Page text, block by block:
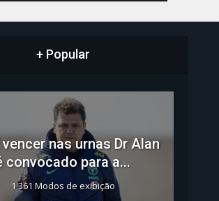
+ Popular
nas urnas Dr Alan
convocado para a...
1.361 Modos de exibição